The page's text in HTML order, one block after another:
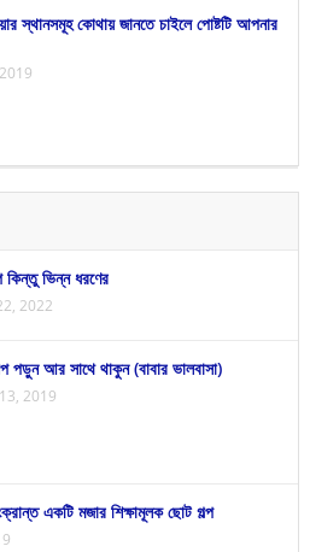
স্থানসমূহ কোথায় জানতে চাইলে পোষ্টটি আপনার
কিন্তু ভিন্ন ধরণের
2022
পড়ুন আর সাথে থাকুন (বাবার ভালবাসা)
2019
একটি মজার শিক্ষামূলক ছোট গল্প